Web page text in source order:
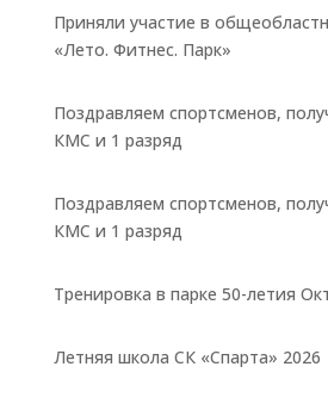
Приняли участие в
«Лето. Фитнес. Парк»
Поздравляем спортсменов,
КМС и 1 разряд
Поздравляем спортсменов,
КМС и 1 разряд
Тренировка в парке 50-летия
Летняя школа СК «Спарта» 2026